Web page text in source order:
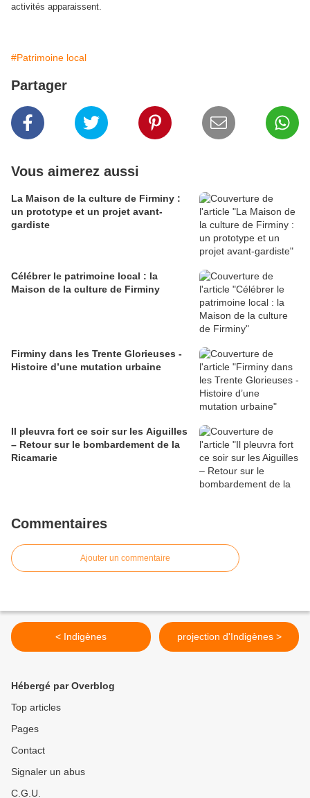
activités apparaissent.
#Patrimoine local
Partager
Vous aimerez aussi
La Maison de la culture de Firminy :
un prototype et un projet avant-
gardiste
Célébrer le patrimoine local : la
Maison de la culture de Firminy
Firminy dans les Trente Glorieuses -
Histoire d’une mutation urbaine
Il pleuvra fort ce soir sur les Aiguilles
– Retour sur le bombardement de la
Ricamarie
Commentaires
Ajouter un commentaire
< Indigènes projection d'Indigènes >
Hébergé par Overblog
Top articles
Pages
Contact
Signaler un abus
C.G.U.